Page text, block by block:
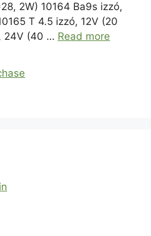
2W) 10164 Ba9s izzó,
T 4.5 izzó, 12V (20
24V (40 … Read more